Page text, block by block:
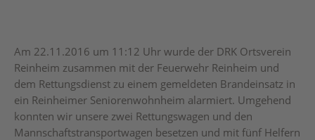
Am 22.11.2016 um 11:12 Uhr wurde der DRK Ortsverein
Reinheim zusammen mit der Feuerwehr Reinheim und
dem Rettungsdienst zu einem gemeldeten Brandeinsatz in
ein Reinheimer Seniorenwohnheim alarmiert. Umgehend
konnten wir unsere zwei Rettungswagen und den
Mannschaftstransportwagen besetzen und mit fünf Helfern